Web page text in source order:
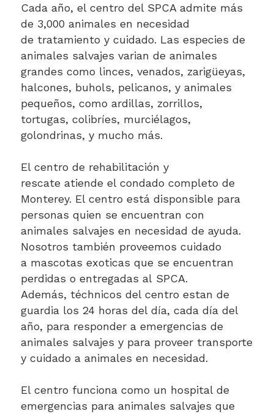
Cada año, el centro del SPCA admite más
de 3,000 animales en necesidad
de tratamiento y cuidado. Las especies de
animales salvajes varian de animales
grandes como linces, venados, zarigüeyas,
halcones, buhols, pelicanos, y animales
pequeños, como ardillas, zorrillos,
tortugas, colibríes, murciélagos,
golondrinas, y mucho más.
El centro de rehabilitación y
rescate atiende el condado completo de
Monterey. El centro está disponsible para
personas quien se encuentran con
animales salvajes en necesidad de ayuda.
Nosotros también proveemos cuidado
a mascotas exoticas que se encuentran
perdidas o entregadas al SPCA.
Además, téchnicos del centro estan de
guardia los 24 horas del día, cada día del
año, para responder a emergencias de
animales salvajes y para proveer transporte
y cuidado a animales en necesidad.
El centro funciona como un hospital de
emergencias para animales salvajes que